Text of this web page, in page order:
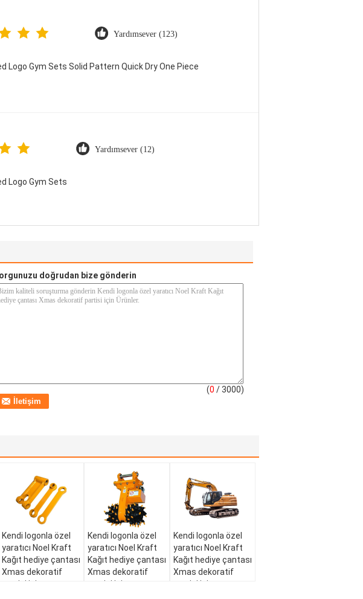
Yardımsever (123)
Gym Sets Solid Pattern Quick Dry One Piece
Yardımsever (12)
Logo Gym Sets
doğrudan bize gönderin
(0 / 3000)
Kendi logonla özel
yaratıcı Noel Kraft
Kağıt hediye çantası
Xmas dekoratif
partisi için
Kendi logonla özel
yaratıcı Noel Kraft
Kağıt hediye çantası
Xmas dekoratif
partisi için
Kendi logonla özel
yaratıcı Noel Kraft
Kağıt hediye çantası
Xmas dekoratif
partisi için